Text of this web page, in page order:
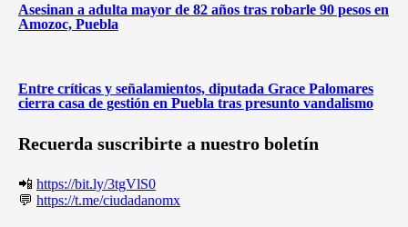
Asesinan a adulta mayor de 82 años tras robarle 90 pesos en
Amozoc, Puebla
Entre críticas y señalamientos, diputada Grace Palomares
cierra casa de gestión en Puebla tras presunto vandalismo
Recuerda suscribirte a nuestro boletín
📲 https://bit.ly/3tgVlS0
💬 https://t.me/ciudadanomx